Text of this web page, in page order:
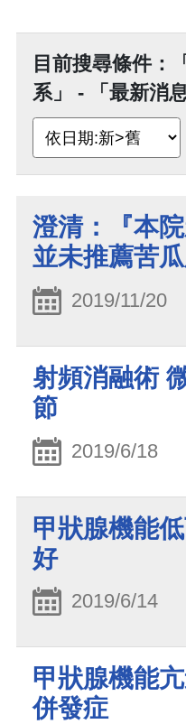
目前搜尋條件：
系」 - 「最新消
澄清：『本
並未推薦苦瓜
2019/11/20
射頻消融術
節
2019/6/18
甲狀腺機能
好
2019/6/14
甲狀腺機能
併發症